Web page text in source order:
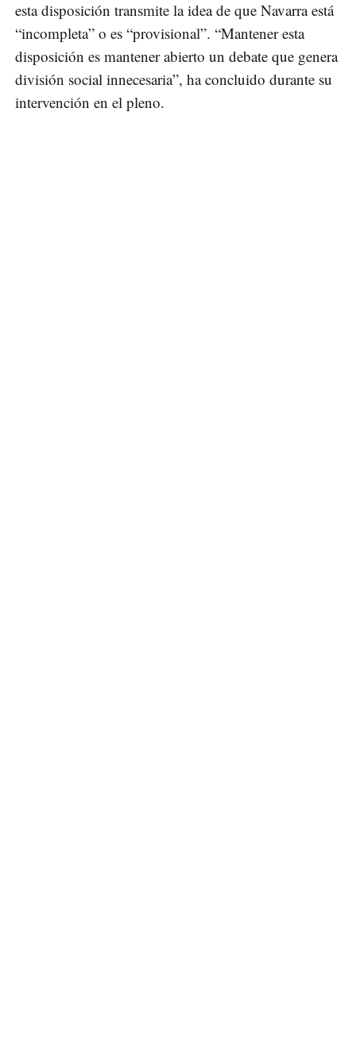
esta disposición transmite la idea de que Navarra está
“incompleta” o es “provisional”. “Mantener esta
disposición es mantener abierto un debate que genera
división social innecesaria”, ha concluido durante su
intervención en el pleno.